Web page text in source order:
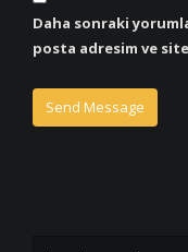
Daha sonraki
posta adresim ve